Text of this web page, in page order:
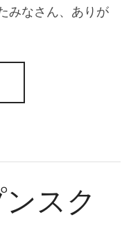
みなさん、ありが
スク